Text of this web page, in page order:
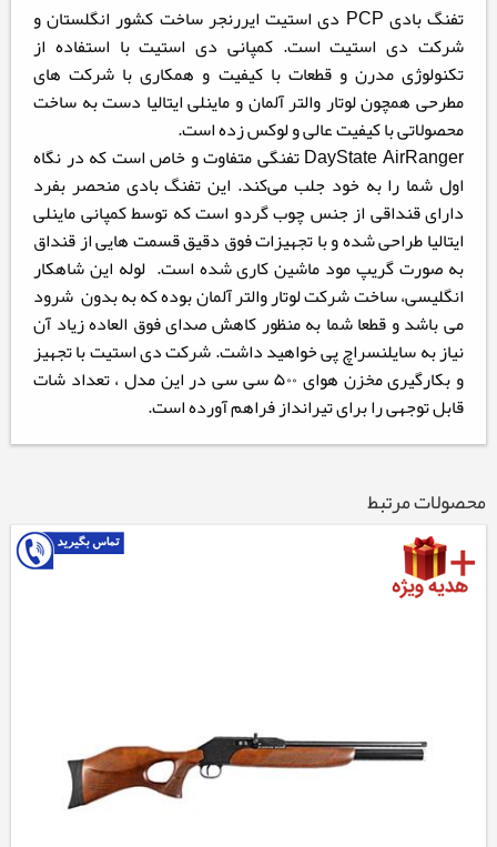
تفنگ بادی PCP دی استیت ایررنجر ساخت کشور انگلستان و
شرکت دی استیت است. کمپانی دی استیت با استفاده از
تکنولوژی مدرن و قطعات با کیفیت و همکاری با شرکت های
مطرحی همچون لوتار والتر آلمان و ماینلی ایتالیا دست به ساخت
محصولاتی با کیفیت عالی و لوکس زده است.
DayState AirRanger تفنگی متفاوت و خاص است که در نگاه
اول شما را به خود جلب می‌کند. این تفنگ بادی منحصر بفرد
دارای قنداقی از جنس چوب گردو است که توسط کمپانی ماینلی
ایتالیا طراحی شده و با تجهیزات فوق دقیق قسمت هایی از قنداق
به صورت گریپ مود ماشین کاری شده است. لوله این شاهکار
انگلیسی، ساخت شرکت لوتار والتر آلمان بوده که به بدون شرود
می ‌باشد و قطعا شما به منظور کاهش صدای فوق العاده زیاد آن
نیاز به سایلنسراچ پی خواهید داشت. شرکت دی استیت با تجهیز
و بکارگیری مخزن هوای ۵۰۰ سی سی در این مدل ، تعداد شات
قابل توجهی را برای تیرانداز فراهم آورده است.
محصولات مرتبط